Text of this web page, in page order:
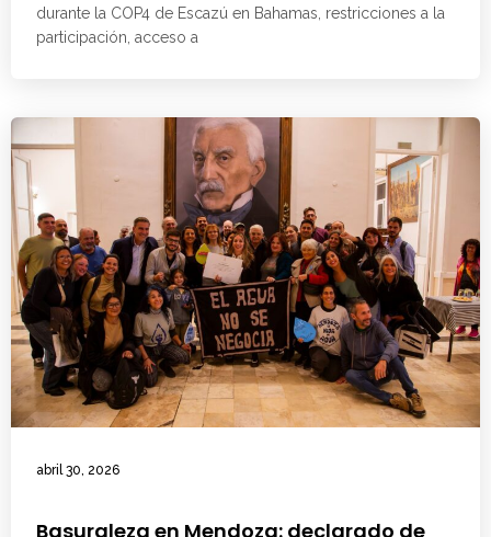
durante la COP4 de Escazú en Bahamas, restricciones a la
participación, acceso a
abril 30, 2026
Basuraleza en Mendoza: declarado de